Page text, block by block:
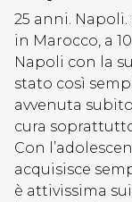
25 anni.
in Marocco, a
Napoli con la
stato così
avvenuta
cura
Con
acquisisce
è attivissima